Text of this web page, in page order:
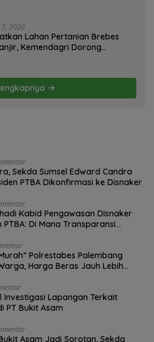
2026
Lahan Pertanian Brebes
Kemendagri Dorong
Sekda Sumsel Edward Candra
PTBA Dikonfirmasi ke Disnaker
Kabid Pengawasan Disnaker
PTBA: Di Mana Transparansi
Polrestabes Palembang
Harga Beras Jauh Lebih
Investigasi Lapangan Terkait
PT Bukit Asam
Asam Jadi Sorotan, Sekda